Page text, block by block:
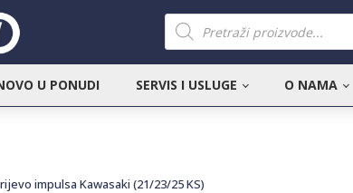
Products
search
U PONUDI SERVIS I USLUGE O NAMA
impulsa Kawasaki (21/23/25 KS)